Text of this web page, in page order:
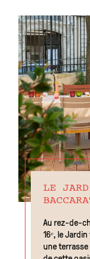
LE
Au rez-de-
16ᵉ, le
une